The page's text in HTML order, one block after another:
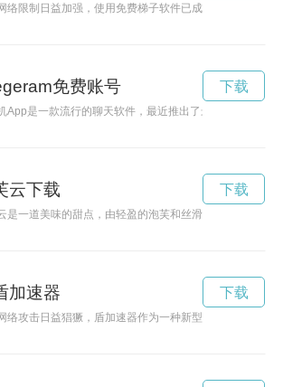
络限制日益加强，使用免费梯子软件已成为许多人畅游
免费账号
App是一款流行的聊天软件，最近推出了最新版本，让
下载
云下载
是一道美味的甜点，由轻盈的泡芙和丝滑的云朵奶油组
下载
加速器
络攻击日益猖獗，盾加速器作为一种新型的网络安全设
下载